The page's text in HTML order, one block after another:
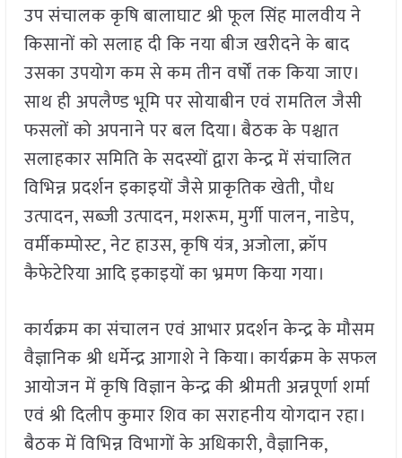
उप संचालक कृषि बालाघाट श्री फूल सिंह मालवीय ने
किसानों को सलाह दी कि नया बीज खरीदने के बाद
उसका उपयोग कम से कम तीन वर्षों तक किया जाए।
साथ ही अपलैण्ड भूमि पर सोयाबीन एवं रामतिल जैसी
फसलों को अपनाने पर बल दिया। बैठक के पश्चात
सलाहकार समिति के सदस्यों द्वारा केन्द्र में संचालित
विभिन्न प्रदर्शन इकाइयों जैसे प्राकृतिक खेती, पौध
उत्पादन, सब्जी उत्पादन, मशरूम, मुर्गी पालन, नाडेप,
वर्मीकम्पोस्ट, नेट हाउस, कृषि यंत्र, अजोला, क्रॉप
कैफेटेरिया आदि इकाइयों का भ्रमण किया गया।
कार्यक्रम का संचालन एवं आभार प्रदर्शन केन्द्र के मौसम
वैज्ञानिक श्री धर्मेन्द्र आगाशे ने किया। कार्यक्रम के सफल
आयोजन में कृषि विज्ञान केन्द्र की श्रीमती अन्नपूर्णा शर्मा
एवं श्री दिलीप कुमार शिव का सराहनीय योगदान रहा।
बैठक में विभिन्न विभागों के अधिकारी, वैज्ञानिक,